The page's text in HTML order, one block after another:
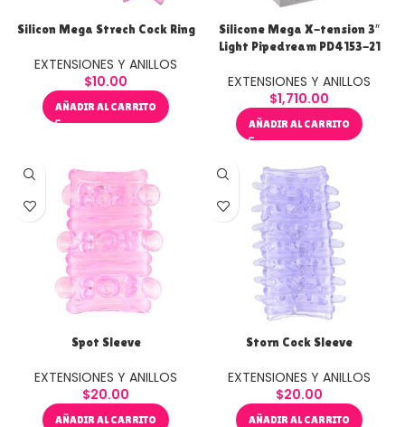
Silicon Mega Strech Cock Ring
EXTENSIONES Y ANILLOS
$10.00
AÑADIR AL CARRITO
Silicone Mega X-tension 3″
Light Pipedream PD4153-21
EXTENSIONES Y ANILLOS
$1,710.00
AÑADIR AL CARRITO
Spot Sleeve
EXTENSIONES Y ANILLOS
$20.00
AÑADIR AL CARRITO
Storn Cock Sleeve
EXTENSIONES Y ANILLOS
$20.00
AÑADIR AL CARRITO